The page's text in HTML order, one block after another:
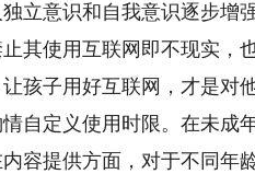
立意识和自我意识逐步增
其使用互联网即不现实，
孩子用好互联网，才是对
自定义使用时限。在未成
容提供方面，对于不同年